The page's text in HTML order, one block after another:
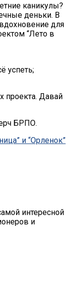
каникулы?
деньки. В
для
“Лето в
успеть;
проекта. Давай
БРПО.
и “Орленок”
интересной
и